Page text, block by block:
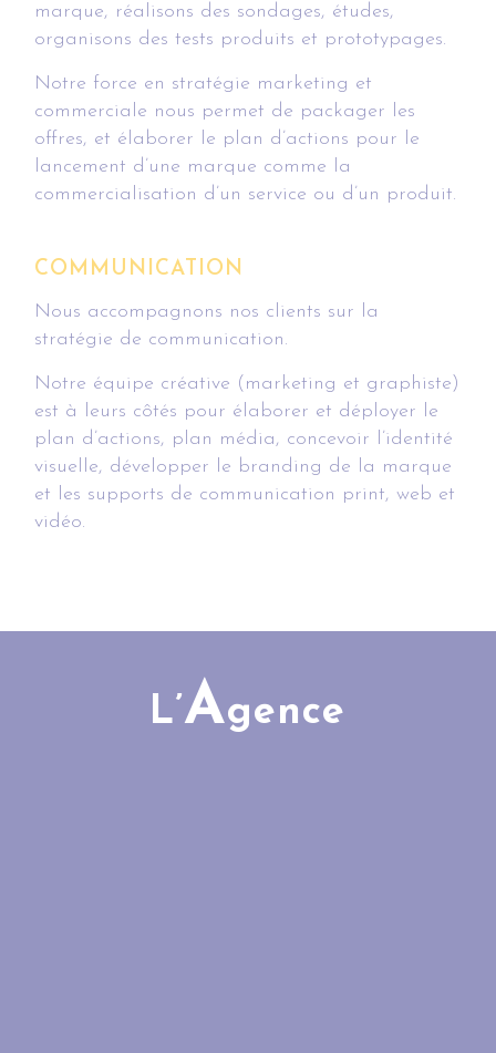
marque, réalisons des sondages, études,
organisons des tests produits et prototypages.
Notre force en stratégie marketing et
commerciale nous permet de packager les
offres, et élaborer le plan d’actions pour le
lancement d’une marque comme la
commercialisation d’un service ou d’un produit.
COMMUNICATION
Nous accompagnons nos clients sur la
stratégie de communication.
Notre équipe créative (marketing et graphiste)
est à leurs côtés pour élaborer et déployer le
plan d’actions, plan média, concevoir l’identité
visuelle, développer le branding de la marque
et les supports de communication print, web et
vidéo.
L’Agence